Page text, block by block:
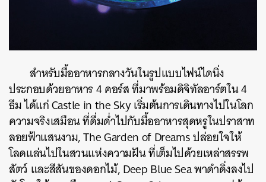
สำหรับมื้ออาหารกลางวันในรูปแบบไฟน์ไดนิ่ง
ประกอบด้วยอาหาร 4 คอร์ส ที่มาพร้อมดิจิทัลอาร์ตใน 4
ธีม ได้แก่ Castle in the Sky เริ่มต้นการเดินทางไปในโลก
ความจริงเสมือน ที่ดื่มด่ำไปกับมื้ออาหารสุดหรูในปราสาท
ลอยฟ้าแสนงาม, The Garden of Dreams ปล่อยใจให้
โลดแล่นไปในสวนแห่งความฝัน ที่เต็มไปด้วยเหล่าสรรพ
สัตว์ และสีสันของดอกไม้, Deep Blue Sea พาดําดิ่งลงไป